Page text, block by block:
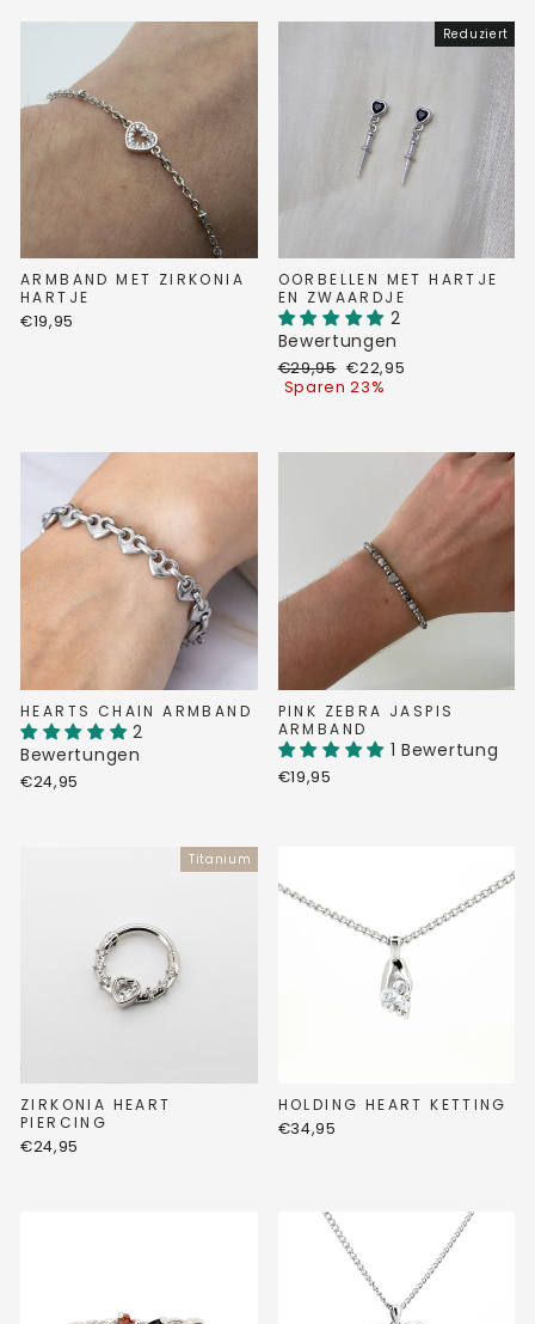
ARMBAND MET ZIRKONIA
HARTJE
€19,95
Reduziert
OORBELLEN MET HARTJE
EN ZWAARDJE
2
Bewertungen
Normaler
Preis
€29,95 Sonderpreis
€22,95
Sparen 23%
HEARTS CHAIN ARMBAND
2
Bewertungen
€24,95
PINK ZEBRA JASPIS
ARMBAND
1 Bewertung
€19,95
Titanium
ZIRKONIA HEART
PIERCING
€24,95
HOLDING HEART KETTING
€34,95